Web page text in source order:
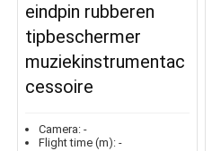
eindpin rubberen
tipbeschermer
muziekinstrumentac
cessoire
Camera: -
Flight time (m): -